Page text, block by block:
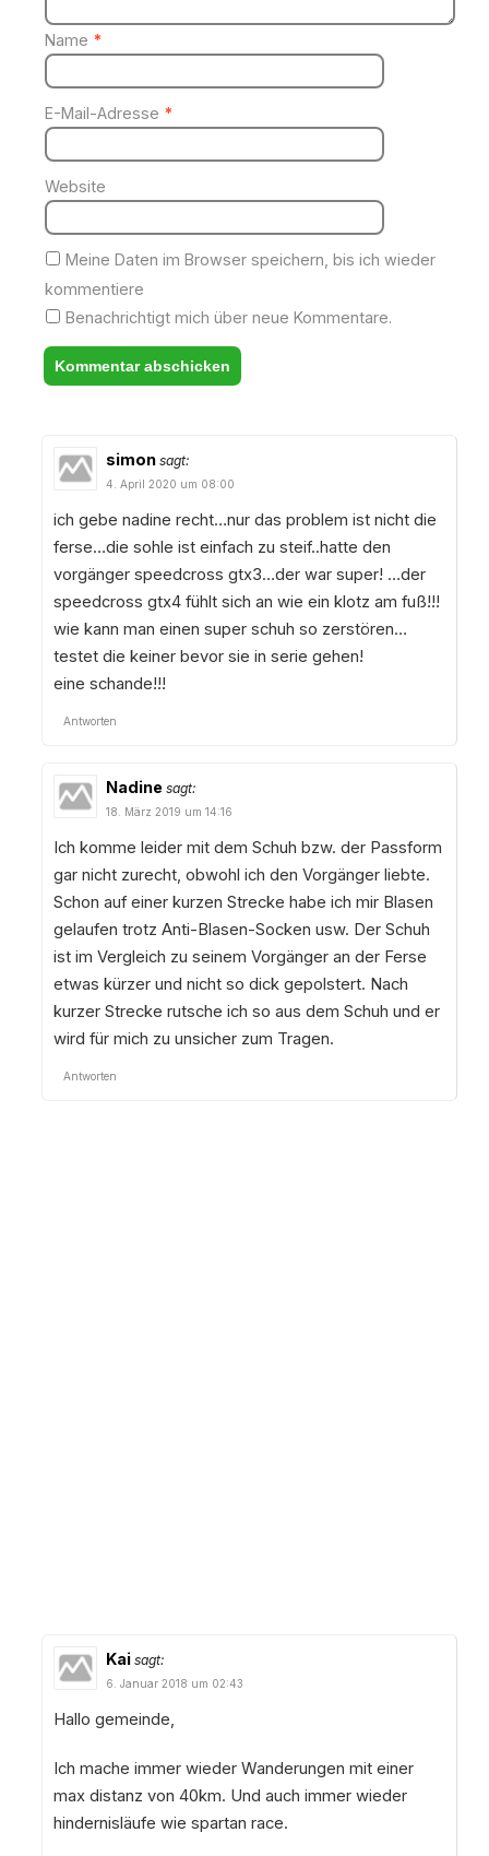
Name *
E-Mail-Adresse *
Website
Meine Daten im Browser speichern, bis ich wieder
kommentiere
Benachrichtigt mich über neue Kommentare.
simon sagt:
4. April 2020 um 08:00
ich gebe nadine recht…nur das problem ist nicht die
ferse…die sohle ist einfach zu steif..hatte den
vorgänger speedcross gtx3…der war super! …der
speedcross gtx4 fühlt sich an wie ein klotz am fuß!!!
wie kann man einen super schuh so zerstören…
testet die keiner bevor sie in serie gehen!
eine schande!!!
Antworten
Nadine sagt:
18. März 2019 um 14:16
Ich komme leider mit dem Schuh bzw. der Passform
gar nicht zurecht, obwohl ich den Vorgänger liebte.
Schon auf einer kurzen Strecke habe ich mir Blasen
gelaufen trotz Anti-Blasen-Socken usw. Der Schuh
ist im Vergleich zu seinem Vorgänger an der Ferse
etwas kürzer und nicht so dick gepolstert. Nach
kurzer Strecke rutsche ich so aus dem Schuh und er
wird für mich zu unsicher zum Tragen.
Antworten
Kai sagt:
6. Januar 2018 um 02:43
Hallo gemeinde,
Ich mache immer wieder Wanderungen mit einer
max distanz von 40km. Und auch immer wieder
hindernisläufe wie spartan race.